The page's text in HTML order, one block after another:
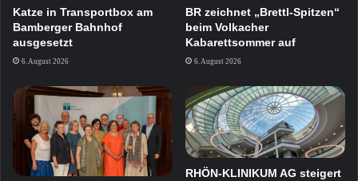
Katze in Transportbox am
Bamberger Bahnhof
ausgesetzt
6. August 2026
BR zeichnet „Brettl-Spitzen“
beim Volkacher
Kabarettsommer auf
6. August 2026
RHÖN-KLINIKUM AG steigert